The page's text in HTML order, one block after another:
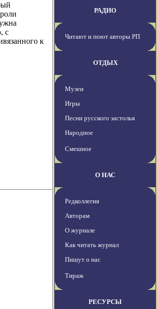
с
к
РАДИО
Читают и поют авторы РП
ОТДЫХ
Музеи
Игры
Песни русского застолья
Народное
Смешное
О НАС
Редколлегия
Авторам
О журнале
Как читать журнал
Пишут о нас
Тираж
РЕСУРСЫ